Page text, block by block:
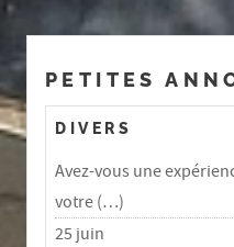
PETITES
DIVERS
Avez-vous une
votre (…)
25 juin